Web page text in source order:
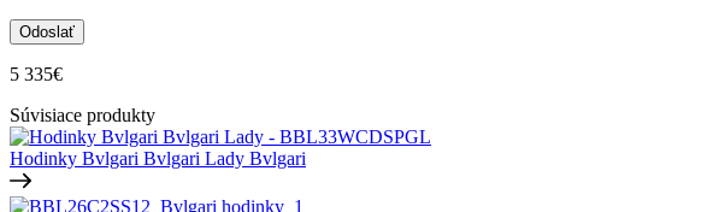
5 335€
Súvisiace produkty
Hodinky Bvlgari Bvlgari Lady Bvlgari